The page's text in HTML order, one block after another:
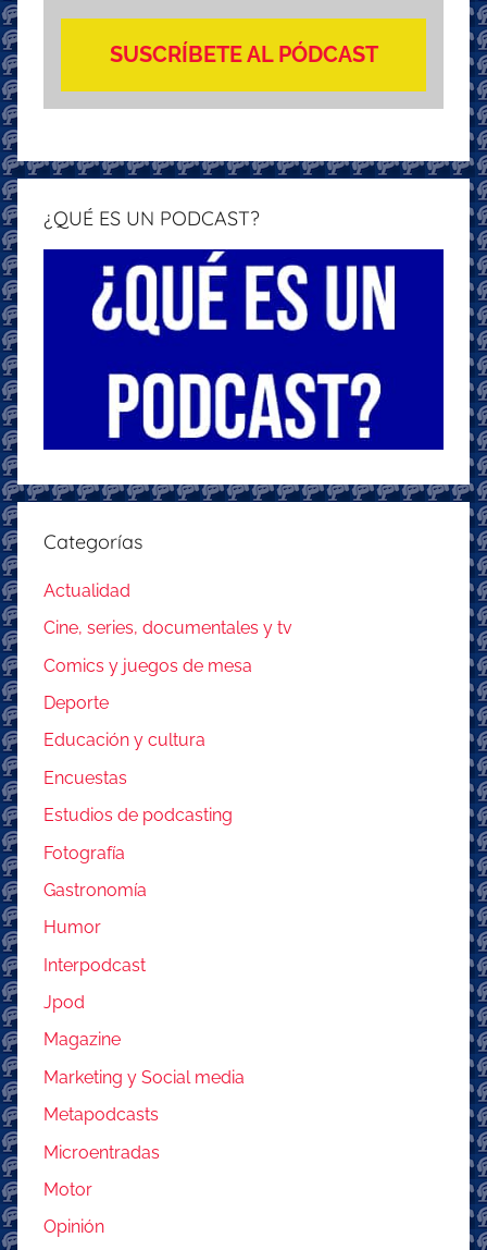
SUSCRÍBETE AL PÓDCAST
¿QUÉ ES UN PODCAST?
Categorías
Actualidad
Cine, series, documentales y tv
Comics y juegos de mesa
Deporte
Educación y cultura
Encuestas
Estudios de podcasting
Fotografía
Gastronomía
Humor
Interpodcast
Jpod
Magazine
Marketing y Social media
Metapodcasts
Microentradas
Motor
Opinión